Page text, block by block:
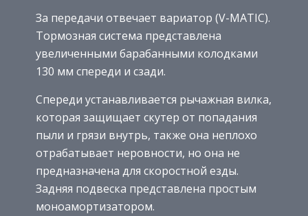
За передачи отвечает вариатор (V-MATIC).
Тормозная система представлена
увеличенными барабанными колодками
130 мм спереди и сзади.
Спереди устанавливается рычажная вилка,
которая защищает скутер от попадания
пыли и грязи внутрь, также она неплохо
отрабатывает неровности, но она не
предназначена для скоростной езды.
Задняя подвеска представлена простым
моноамортизатором.